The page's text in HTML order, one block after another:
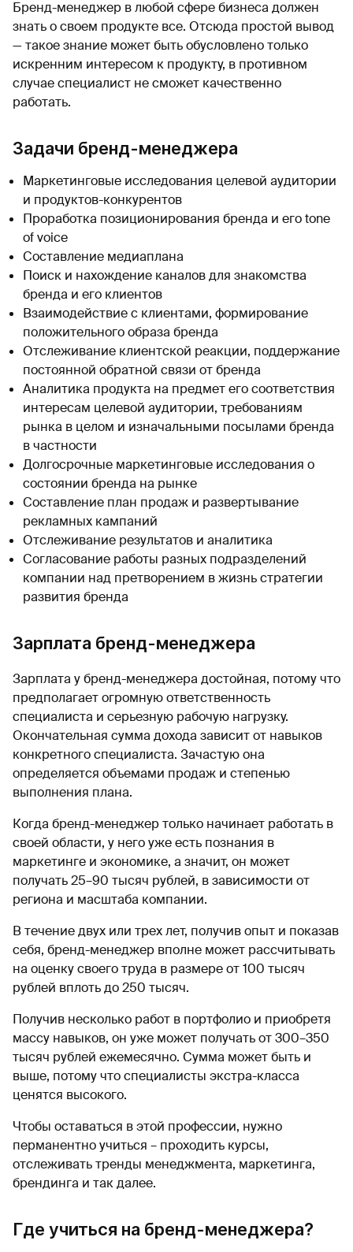
Бренд-менеджер в любой сфере бизнеса должен
знать о своем продукте все. Отсюда простой вывод
— такое знание может быть обусловлено только
искренним интересом к продукту, в противном
случае специалист не сможет качественно
работать.
Задачи бренд-менеджера
Маркетинговые исследования целевой аудитории
и продуктов-конкурентов
Проработка позиционирования бренда и его tone
of voice
Составление медиаплана
Поиск и нахождение каналов для знакомства
бренда и его клиентов
Взаимодействие с клиентами, формирование
положительного образа бренда
Отслеживание клиентской реакции, поддержание
постоянной обратной связи от бренда
Аналитика продукта на предмет его соответствия
интересам целевой аудитории, требованиям
рынка в целом и изначальными посылами бренда
в частности
Долгосрочные маркетинговые исследования о
состоянии бренда на рынке
Составление план продаж и развертывание
рекламных кампаний
Отслеживание результатов и аналитика
Согласование работы разных подразделений
компании над претворением в жизнь стратегии
развития бренда
Зарплата бренд-менеджера
Зарплата у бренд-менеджера достойная, потому что
предполагает огромную ответственность
специалиста и серьезную рабочую нагрузку.
Окончательная сумма дохода зависит от навыков
конкретного специалиста. Зачастую она
определяется объемами продаж и степенью
выполнения плана.
Когда бренд-менеджер только начинает работать в
своей области, у него уже есть познания в
маркетинге и экономике, а значит, он может
получать 25–90 тысяч рублей, в зависимости от
региона и масштаба компании.
В течение двух или трех лет, получив опыт и показав
себя, бренд-менеджер вполне может рассчитывать
на оценку своего труда в размере от 100 тысяч
рублей вплоть до 250 тысяч.
Получив несколько работ в портфолио и приобретя
массу навыков, он уже может получать от 300–350
тысяч рублей ежемесячно. Сумма может быть и
выше, потому что специалисты экстра-класса
ценятся высокого.
Чтобы оставаться в этой профессии, нужно
перманентно учиться – проходить курсы,
отслеживать тренды менеджмента, маркетинга,
брендинга и так далее.
Где учиться на бренд-менеджера?